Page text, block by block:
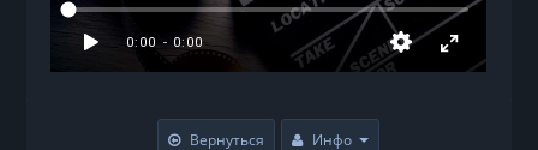
Вернуться Инфо